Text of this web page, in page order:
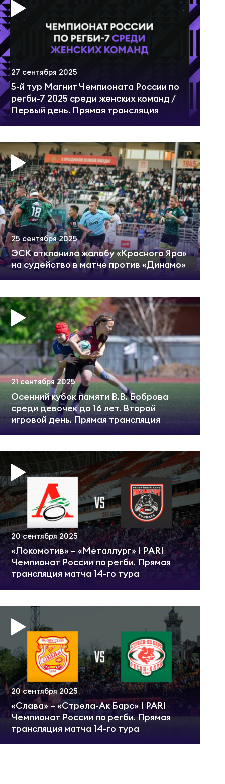
5-й тур Магнит Чемпионата России по
регби-7 2025 среди женских команд /
Первый день. Прямая трансляция
27 сентября 2025
ЭСК отклонила жалобу «Красного Яра»
на судейство в матче против «Динамо»
25 сентября 2025
Осенний кубок памяти В.В. Боброва
среди девочек до 16 лет. Второй
игровой день. Прямая трансляция
21 сентября 2025
«Локомотив» – «Металлург» | PARI
Чемпионат России по регби. Прямая
трансляция матча 14-го тура
20 сентября 2025
«Слава» – «Стрела-Ак Барс» | PARI
Чемпионат России по регби. Прямая
трансляция матча 14-го тура
20 сентября 2025